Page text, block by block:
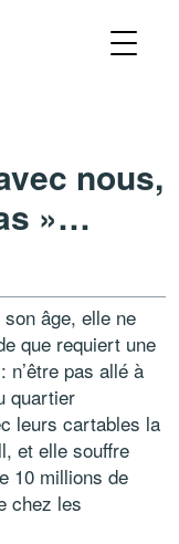
nous,
»…
âge, elle ne
que requiert une
pas allé à
quartier
leurs cartables la
et elle souffre
10 millions de
chez les